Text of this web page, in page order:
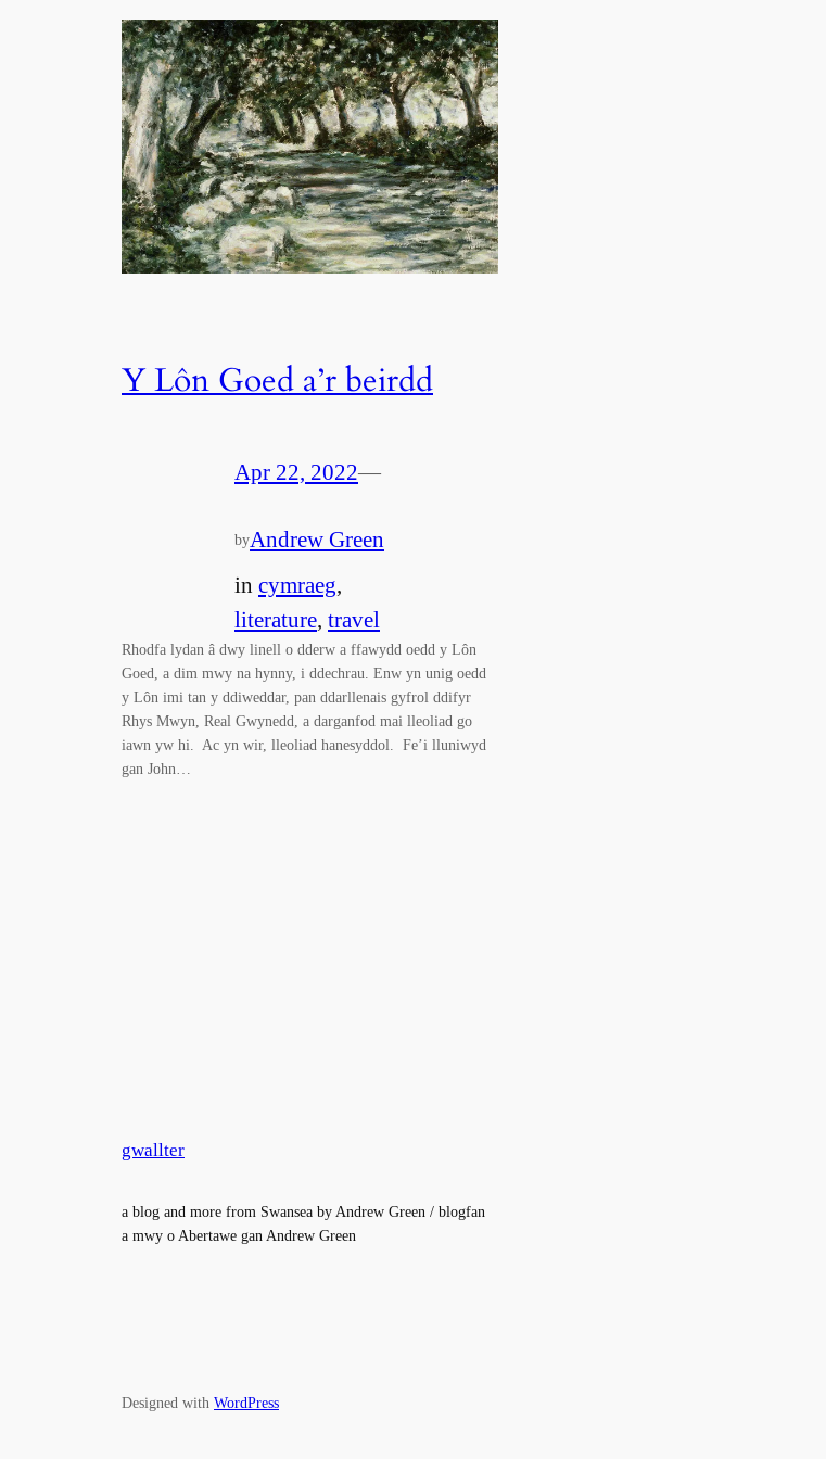
Y Lôn Goed a’r beirdd
Apr 22, 2022—
byAndrew Green
in cymraeg
literature, travel
Rhodfa lydan â dwy linell o dderw a ffawydd oedd y Lôn
Goed, a dim mwy na hynny, i ddechrau. Enw yn unig oedd
y Lôn imi tan y ddiweddar, pan ddarllenais gyfrol ddifyr
Rhys Mwyn, Real Gwynedd, a darganfod mai lleoliad go
iawn yw hi. Ac yn wir, lleoliad hanesyddol. Fe’i lluniwyd
gan John…
gwallter
a blog and more from Swansea by Andrew Green / blogfan
a mwy o Abertawe gan Andrew Green
Designed with WordPress